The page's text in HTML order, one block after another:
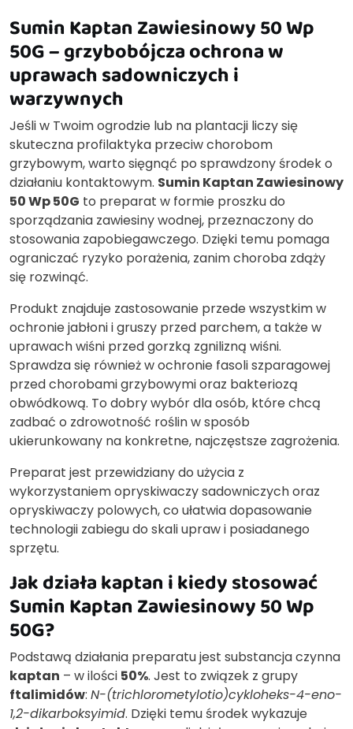
Sumin Kaptan Zawiesinowy 50 Wp
50G – grzybobójcza ochrona w
uprawach sadowniczych i
warzywnych
Jeśli w Twoim ogrodzie lub na plantacji liczy się
skuteczna profilaktyka przeciw chorobom
grzybowym, warto sięgnąć po sprawdzony środek o
działaniu kontaktowym. Sumin Kaptan Zawiesinowy
50 Wp 50G to preparat w formie proszku do
sporządzania zawiesiny wodnej, przeznaczony do
stosowania zapobiegawczego. Dzięki temu pomaga
ograniczać ryzyko porażenia, zanim choroba zdąży
się rozwinąć.
Produkt znajduje zastosowanie przede wszystkim w
ochronie jabłoni i gruszy przed parchem, a także w
uprawach wiśni przed gorzką zgnilizną wiśni.
Sprawdza się również w ochronie fasoli szparagowej
przed chorobami grzybowymi oraz bakteriozą
obwódkową. To dobry wybór dla osób, które chcą
zadbać o zdrowotność roślin w sposób
ukierunkowany na konkretne, najczęstsze zagrożenia.
Preparat jest przewidziany do użycia z
wykorzystaniem opryskiwaczy sadowniczych oraz
opryskiwaczy polowych, co ułatwia dopasowanie
technologii zabiegu do skali upraw i posiadanego
sprzętu.
Jak działa kaptan i kiedy stosować
Sumin Kaptan Zawiesinowy 50 Wp
50G?
Podstawą działania preparatu jest substancja czynna
kaptan – w ilości 50%. Jest to związek z grupy
ftalimidów: N-(trichlorometylotio)cykloheks-4-eno-
1,2-dikarboksyimid. Dzięki temu środek wykazuje